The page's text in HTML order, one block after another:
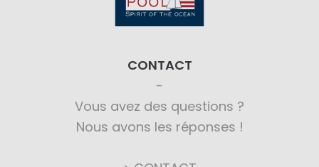
CONTACT
Vous avez des questions ?
Nous avons les réponses !